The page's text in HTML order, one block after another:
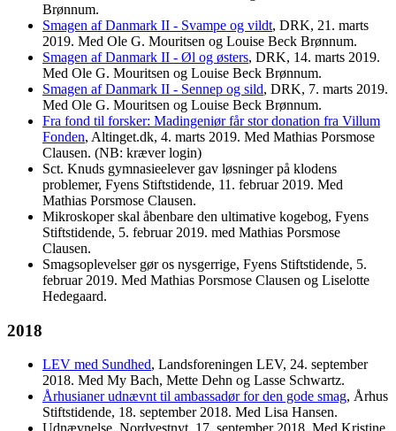
Brønnum.
Smagen af Danmark II - Svampe og vildt, DRK, 21. marts
2019. Med Ole G. Mouritsen og Louise Beck Brønnum.
Smagen af Danmark II - Øl og østers, DRK, 14. marts 2019.
Med Ole G. Mouritsen og Louise Beck Brønnum.
Smagen af Danmark II - Sennep og sild, DRK, 7. marts 2019.
Med Ole G. Mouritsen og Louise Beck Brønnum.
Fra fond til forsker: Madingeniør får stor donation fra Villum
Fonden, Altinget.dk, 4. marts 2019. Med Mathias Porsmose
Clausen. (NB: kræver login)
Sct. Knuds gymnasieelever gav løsninger på klodens
problemer, Fyens Stiftstidende, 11. februar 2019. Med
Mathias Porsmose Clausen.
Mikroskoper skal åbenbare den ultimative kogebog, Fyens
Stiftstidende, 5. februar 2019. med Mathias Porsmose
Clausen.
Smagsoplevelser gør os nysgerrige, Fyens Stiftstidende, 5.
februar 2019. Med Mathias Porsmose Clausen og Liselotte
Hedegaard.
2018
LEV med Sundhed, Landsforeningen LEV, 24. september
2018. Med My Bach, Mette Dehn og Lasse Schwartz.
Århusianer udnævnt til ambassadør for den gode smag, Århus
Stiftstidende, 18. september 2018. Med Lisa Hansen.